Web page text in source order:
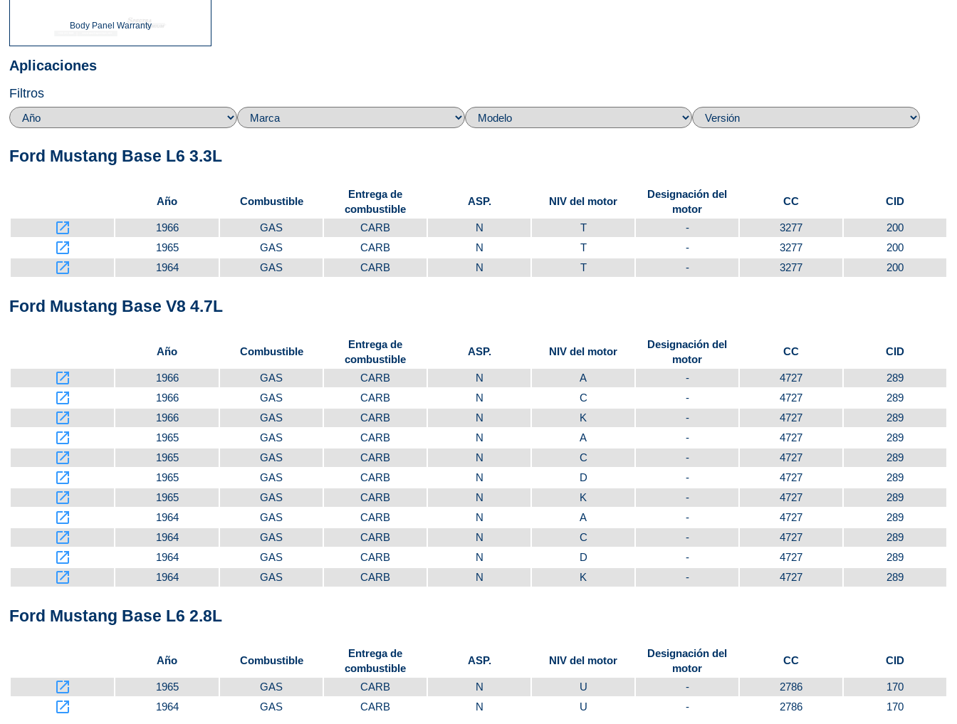
Body Panel Warranty
Aplicaciones
Filtros
Ford Mustang Base L6 3.3L
Año Combustible
Entrega de
combustible
ASP. NIV del motor
Designación del
motor
CC CID
launch 1966 GAS CARB N T - 3277 200
launch 1965 GAS CARB N T - 3277 200
launch 1964 GAS CARB N T - 3277 200
Ford Mustang Base V8 4.7L
Año Combustible
Entrega de
combustible
ASP. NIV del motor
Designación del
motor
CC CID
launch 1966 GAS CARB N A - 4727 289
launch 1966 GAS CARB N C - 4727 289
launch 1966 GAS CARB N K - 4727 289
launch 1965 GAS CARB N A - 4727 289
launch 1965 GAS CARB N C - 4727 289
launch 1965 GAS CARB N D - 4727 289
launch 1965 GAS CARB N K - 4727 289
launch 1964 GAS CARB N A - 4727 289
launch 1964 GAS CARB N C - 4727 289
launch 1964 GAS CARB N D - 4727 289
launch 1964 GAS CARB N K - 4727 289
Ford Mustang Base L6 2.8L
Año Combustible
Entrega de
combustible
ASP. NIV del motor
Designación del
motor
CC CID
launch 1965 GAS CARB N U - 2786 170
launch 1964 GAS CARB N U - 2786 170